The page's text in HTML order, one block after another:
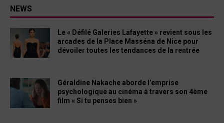
NEWS
Le « Défilé Galeries Lafayette » revient sous les
arcades de la Place Masséna de Nice pour
dévoiler toutes les tendances de la rentrée
Géraldine Nakache aborde l’emprise
psychologique au cinéma à travers son 4ème
film « Si tu penses bien »